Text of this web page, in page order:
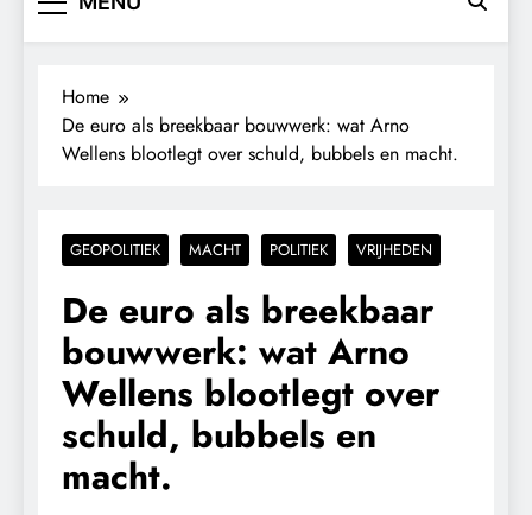
Home
De euro als breekbaar bouwwerk: wat Arno
Wellens blootlegt over schuld, bubbels en macht.
GEOPOLITIEK MACHT POLITIEK VRIJHEDEN
De euro als breekbaar
bouwwerk: wat Arno
Wellens blootlegt over
schuld, bubbels en
macht.